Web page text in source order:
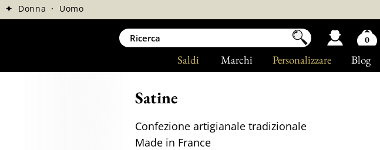
Blog
Personalizzare
Marchi
Saldi
✦ Donna · Uomo
Satine
Confezione artigianale tradizionale
Made in France
0